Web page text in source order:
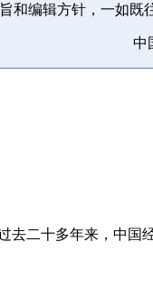
和编辑方针，一如既
中
去二十多年来，中国